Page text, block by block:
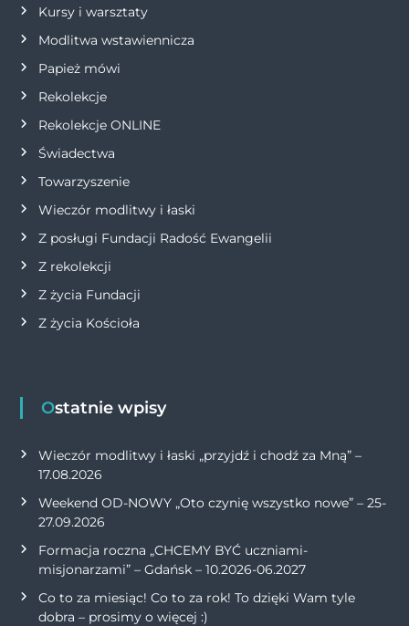
i
s
u
Kursy i warsztaty
Modlitwa wstawiennicza
Papież mówi
Rekolekcje
Rekolekcje ONLINE
Świadectwa
Towarzyszenie
Wieczór modlitwy i łaski
Z posługi Fundacji Radość Ewangelii
Z rekolekcji
Z życia Fundacji
Z życia Kościoła
Ostatnie wpisy
Wieczór modlitwy i łaski „przyjdź i chodź za Mną” –
17.08.2026
Weekend OD-NOWY „Oto czynię wszystko nowe” – 25-
27.09.2026
Formacja roczna „CHCEMY BYĆ uczniami-
misjonarzami” – Gdańsk – 10.2026-06.2027
Co to za miesiąc! Co to za rok! To dzięki Wam tyle
dobra – prosimy o więcej :)